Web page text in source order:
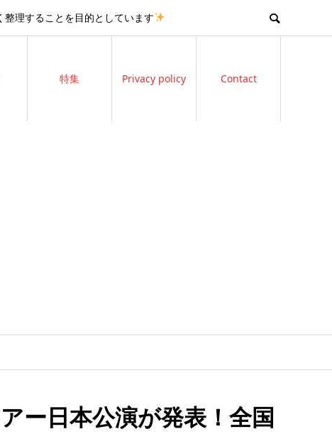
理することを目的としています
特集 Privacy policy Contact
ー日本公演が発表！全国